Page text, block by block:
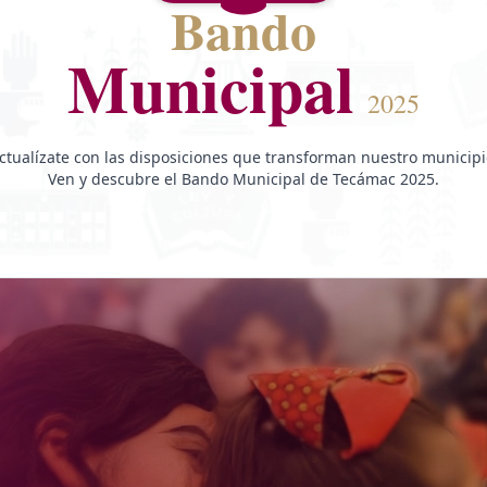
Bando
Municipal 2025
con las disposiciones que transforman nuestro
Ven y descubre el Bando Municipal de Tecámac 2025.